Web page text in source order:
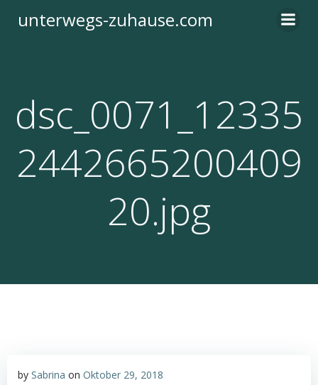
Inhalt
unterwegs-zuhause.com
dsc_0071_12335
2442665200409
20.jpg
by Sabrina on Oktober 29, 2018